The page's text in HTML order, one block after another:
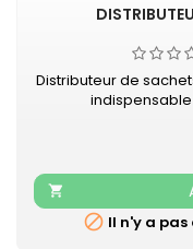
Distributeur de

 Il n'y a